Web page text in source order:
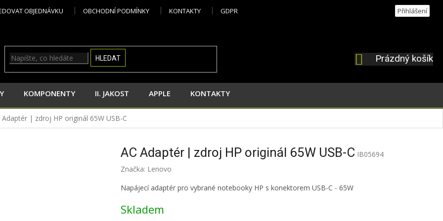
OBJEDNÁVKU OBCHODNÍ PODMÍNKY KONTAKTY GDPR Přihlášení
HLEDAT
NÁKUPNÍ
Prázdný košík
KOMPONENTY II. JAKOST APPLE KONTAKTY
Adaptér | zdroj HP originál 65W USB-C
AC Adaptér | zdroj HP originál 65W USB-C IB05694
Značka: Lenovo
Napájecí adaptér pro vybrané notebooky HP s konektorem USB-C - 65W
Skladem